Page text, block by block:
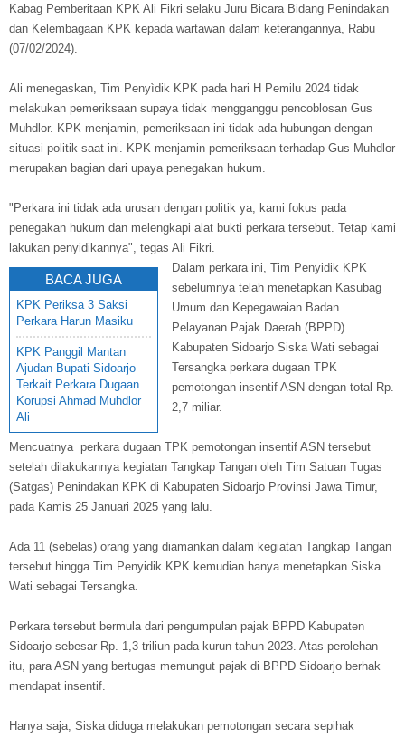
Kabag Pemberitaan KPK Ali Fikri selaku Juru Bicara Bidang Penindakan
dan Kelembagaan KPK kepada wartawan dalam keterangannya, Rabu
(07/02/2024).
Ali menegaskan, Tim Penyìdik KPK pada hari H Pemilu 2024 tidak
melakukan pemeriksaan supaya tidak mengganggu pencoblosan Gus
Muhdlor. KPK menjamin, pemeriksaan ini tidak ada hubungan dengan
situasi politik saat ini. KPK menjamin pemeriksaan terhadap Gus Muhdlor
merupakan bagian dari upaya penegakan hukum.
"Perkara ini tidak ada urusan dengan politik ya, kami fokus pada
penegakan hukum dan melengkapi alat bukti perkara tersebut. Tetap kami
lakukan penyidikannya", tegas Ali Fikri.
BACA JUGA
KPK Periksa 3 Saksi
Perkara Harun Masiku
KPK Panggil Mantan
Ajudan Bupati Sidoarjo
Terkait Perkara Dugaan
Korupsi Ahmad Muhdlor
Ali
Dalam perkara ini, Tim Penyidik KPK
sebelumnya telah menetapkan Kasubag
Umum dan Kepegawaian Badan
Pelayanan Pajak Daerah (BPPD)
Kabupaten Sidoarjo Siska Wati sebagai
Tersangka perkara dugaan TPK
pemotongan insentif ASN dengan total Rp.
2,7 miliar.
Mencuatnya perkara dugaan TPK pemotongan insentif ASN tersebut
setelah dilakukannya kegiatan Tangkap Tangan oleh Tim Satuan Tugas
(Satgas) Penindakan KPK di Kabupaten Sidoarjo Provinsi Jawa Timur,
pada Kamis 25 Januari 2025 yang lalu.
Ada 11 (sebelas) orang yang diamankan dalam kegiatan Tangkap Tangan
tersebut hingga Tim Penyidik KPK kemudian hanya menetapkan Siska
Wati sebagai Tersangka.
Perkara tersebut bermula dari pengumpulan pajak BPPD Kabupaten
Sidoarjo sebesar Rp. 1,3 triliun pada kurun tahun 2023. Atas perolehan
itu, para ASN yang bertugas memungut pajak di BPPD Sidoarjo berhak
mendapat insentif.
Hanya saja, Siska diduga melakukan pemotongan secara sepihak